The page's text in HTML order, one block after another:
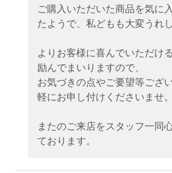
ご購入いただいた商品を気に
たようで、私どもも大変うれ
よりお客様に喜んでいただけ
励んでまいりますので、
お気づきの点やご要望等ござ
軽にお申し付けくださいませ。
またのご来店をスタッフ一同
ております。